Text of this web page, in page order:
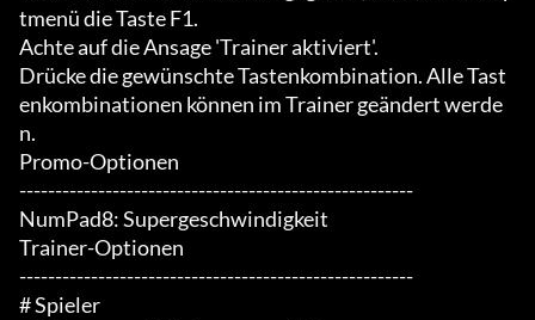
tmenü die Taste F1.
Achte auf die Ansage 'Trainer aktiviert'.
Drücke die gewünschte Tastenkombination. Alle Tast
enkombinationen können im Trainer geändert werde
n.
Promo-Optionen
-------------------------------------------------------
NumPad8: Supergeschwindigkeit
Trainer-Optionen
-------------------------------------------------------
# Spieler